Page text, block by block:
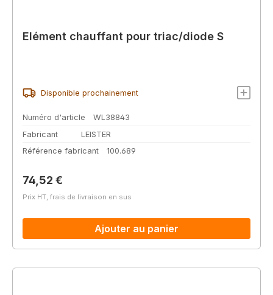
Elément chauffant pour triac/diode S
Disponible prochainement
Numéro d'article
WL38843
Fabricant
LEISTER
Référence fabricant
100.689
Prix régulier :
74,52 €
Prix HT, frais de livraison en sus
Ajouter au panier